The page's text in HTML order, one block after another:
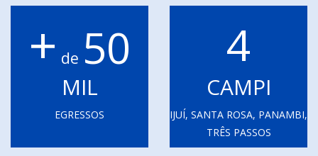
+ de 50
MIL
EGRESSOS
4
CAMPI
IJUÍ, SANTA ROSA, PANAMBI,
TRÊS PASSOS